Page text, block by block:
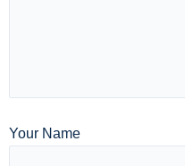
Your Name